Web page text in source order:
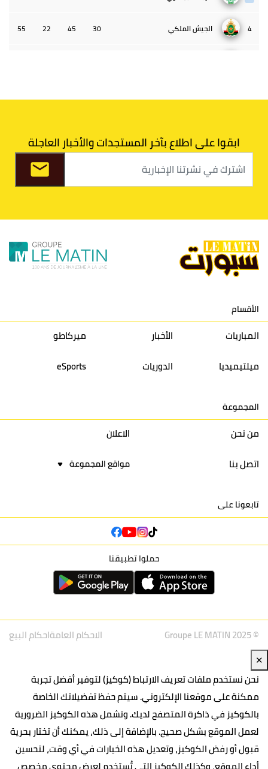
4 الجيش الملكي 30
45
22
55
36
37
9 الكوكب المراكشي 30
27
26
36
10 النادي المكناسي 30
24
33
36
11 نادي النهضة زمامرة 30
28
37
33
13 إتحاد تواركة 30
32
40
31
16 نادي أولمبيك آسفي 30
24
42
22
ابقوا على اطلاع بآخر المستجدات والأخبار العاجلة
الأقسام
المباريات الأخبار
ميركاطو
ميلتيميديا
الدوريات eSports
المجموعة
من نحن
الاعلان
اتصل بنا
مواقع المجموعة
تابعونا على
حملوا تطبيقنا
© Groupe LE MATIN 2025 الاحكام العامةاحكام البيع
✕
نحن نستخدم ملفات تعريف الارتباط (كوكيز) لتوفير أفضل تجربة
ممكنة على موقعنا الإلكتروني. سيتم حفظ تفضيلاتك الخاصة
بالكوكيز في ذاكرة المتصفح لديك. وتشمل هذه الكوكيز الضرورية
لعمل الموقع بشكل صحيح. بالإضافة إلى ذلك، يمكنك أن تختار بحرية
قبول أو رفض الكوكيز، وتعديل هذه الخيارات في أي وقت، لتحسين